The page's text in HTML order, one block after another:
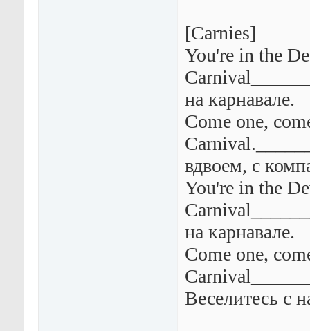
[Carnies]
You're in the
на карнавале.
Come one,
вдвоем, с
You're in the
на карнавале.
Come one,
Веселитесь с